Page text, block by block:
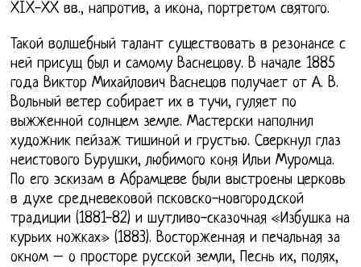
XIX-XX вв., напротив, а икона, портретом святого.
Такой волшебный талант существовать в резонансе с
ней присущ был и самому Васнецову. В начале 1885
года Виктор Михайлович Васнецов получает от А. В.
Вольный ветер собирает их в тучи, гуляет по
выжженной солнцем земле. Мастерски наполнил
художник пейзаж тишиной и грустью. Сверкнул глаз
неистового Бурушки, любимого коня Ильи Муромца.
По его эскизам в Абрамцеве были выстроены церковь
в духе средневековой псковско-новгородской
традиции (1881-82) и шутливо-сказочная «Избушка на
курьих ножках» (1883). Восторженная и печальная за
окном – о просторе русской земли, Песнь их, полях,